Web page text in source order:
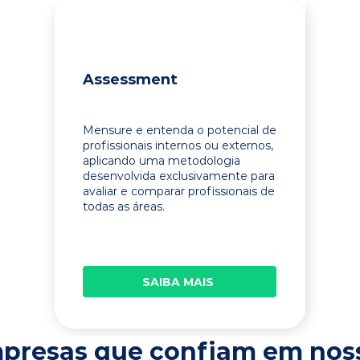
Assessment
Mensure e entenda o potencial de
profissionais internos ou externos,
aplicando uma metodologia
desenvolvida exclusivamente para
avaliar e comparar profissionais de
todas as áreas.
SAIBA MAIS
que confiam em